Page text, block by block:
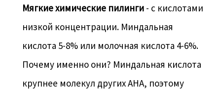
Мягкие химические пилинги - с кислотами
низкой концентрации. Миндальная
кислота 5-8% или молочная кислота 4-6%.
Почему именно они? Миндальная кислота
крупнее молекул других AHA, поэтому